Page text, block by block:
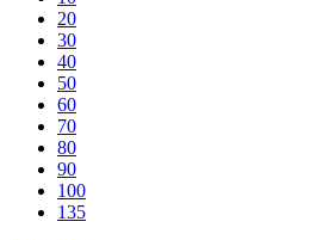
20
30
40
50
60
70
80
90
100
135